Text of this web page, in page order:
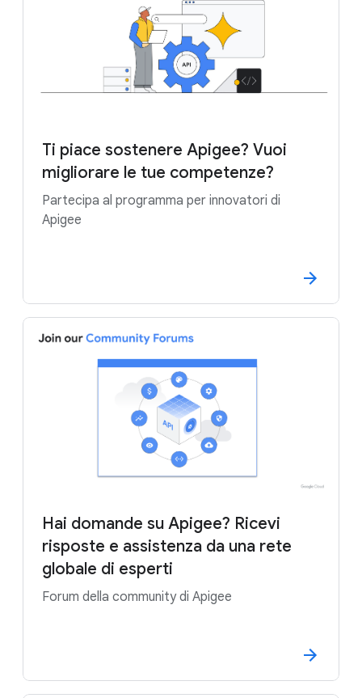
Ti piace sostenere Apigee? Vuoi
migliorare le tue competenze?
Partecipa al programma per innovatori di
Apigee
Hai domande su Apigee? Ricevi
risposte e assistenza da una rete
globale di esperti
Forum della community di Apigee